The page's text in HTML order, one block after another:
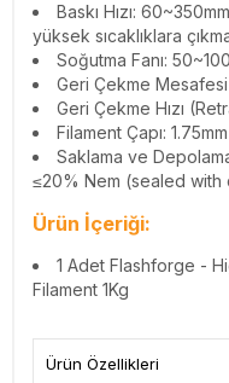
Baskı Hızı:
yüksek sıcaklıklara
Soğutma Fanı:
Geri Çekme
Geri Çekme Hızı
Filament Çapı: 1.75mm
Saklama ve
≤20% Nem (sealed with
Ürün İçeriği:
1 Adet Flashforge -
Filament 1Kg
Ürün Özellikleri